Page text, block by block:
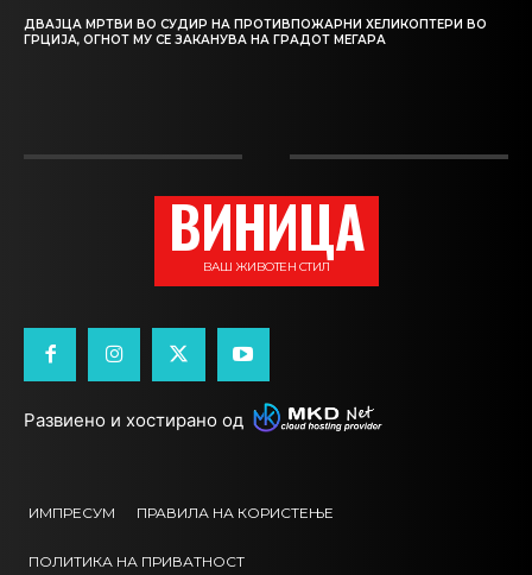
ДВАЈЦА МРТВИ ВО СУДИР НА ПРОТИВПОЖАРНИ ХЕЛИКОПТЕРИ ВО
ГРЦИЈА, ОГНОТ МУ СЕ ЗАКАНУВА НА ГРАДОТ МЕГАРА
ВИНИЦА
ВАШ ЖИВОТЕН СТИЛ
Развиено и хостирано од
ИМПРЕСУМ ПРАВИЛА НА КОРИСТЕЊЕ
ПОЛИТИКА НА ПРИВАТНОСТ